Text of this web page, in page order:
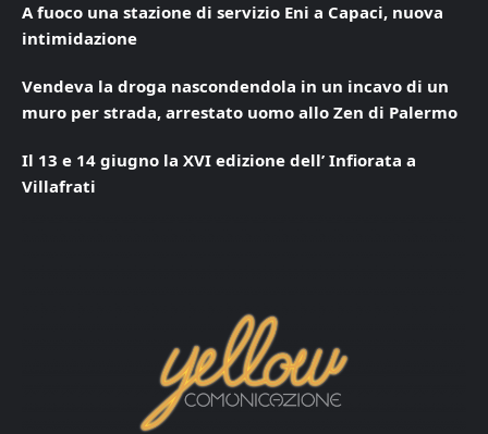
A fuoco una stazione di servizio Eni a Capaci, nuova
intimidazione
Vendeva la droga nascondendola in un incavo di un
muro per strada, arrestato uomo allo Zen di Palermo
Il 13 e 14 giugno la XVI edizione dell’ Infiorata a
Villafrati